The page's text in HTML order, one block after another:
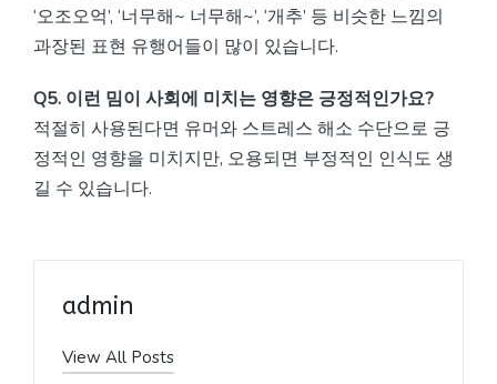
‘오조오억’, ‘너무해~ 너무해~’, ‘개추’ 등 비슷한 느낌의
과장된 표현 유행어들이 많이 있습니다.
Q5. 이런 밈이 사회에 미치는 영향은 긍정적인가요?
적절히 사용된다면 유머와 스트레스 해소 수단으로 긍
정적인 영향을 미치지만, 오용되면 부정적인 인식도 생
길 수 있습니다.
admin
View All Posts